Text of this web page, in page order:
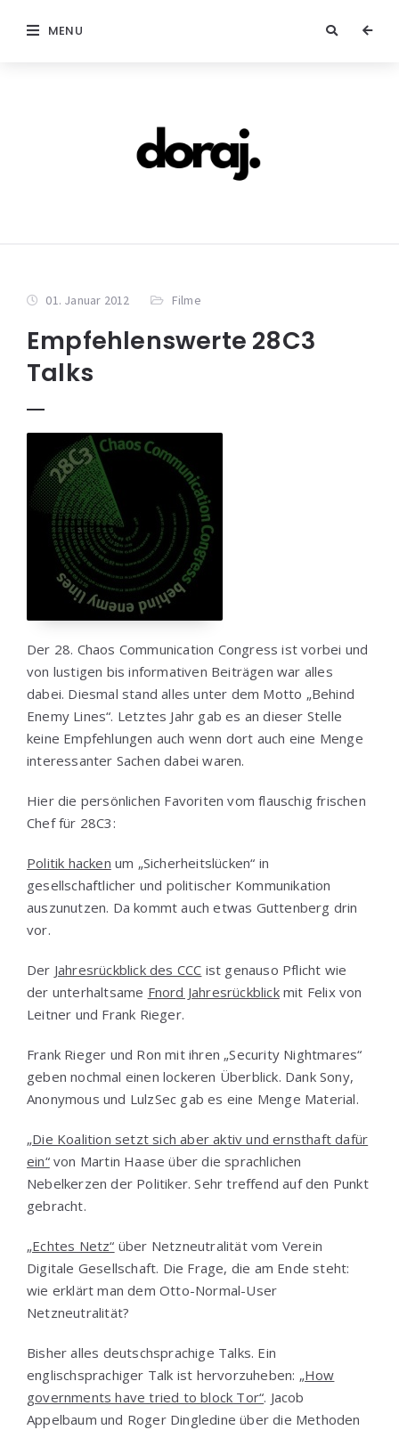
MENU
01. Januar 2012 Filme
Empfehlenswerte 28C3
Talks
Der 28. Chaos Communication Congress ist vorbei und
von lustigen bis informativen Beiträgen war alles
dabei. Diesmal stand alles unter dem Motto „Behind
Enemy Lines“. Letztes Jahr gab es an dieser Stelle
keine Empfehlungen auch wenn dort auch eine Menge
interessanter Sachen dabei waren.
Hier die persönlichen Favoriten vom flauschig frischen
Chef für 28C3:
Politik hacken um „Sicherheitslücken“ in
gesellschaftlicher und politischer Kommunikation
auszunutzen. Da kommt auch etwas Guttenberg drin
vor.
Der Jahresrückblick des CCC ist genauso Pflicht wie
der unterhaltsame Fnord Jahresrückblickmit Felix von
Leitner und Frank Rieger.
Frank Rieger und Ron mit ihren „Security Nightmares“
geben nochmal einen lockeren Überblick. Dank Sony,
Anonymous und LulzSec gab es eine Menge Material.
„Die Koalition setzt sich aber aktiv und ernsthaft dafür
ein“von Martin Haase über die sprachlichen
Nebelkerzen der Politiker. Sehr treffend auf den Punkt
gebracht.
„Echtes Netz“ über Netzneutralität vom Verein
Digitale Gesellschaft. Die Frage, die am Ende steht:
wie erklärt man dem Otto-Normal-User
Netzneutralität?
Bisher alles deutschsprachige Talks. Ein
englischsprachiger Talk ist hervorzuheben: „How
governments have tried to block Tor“. Jacob
Appelbaum und Roger Dingledine über die Methoden